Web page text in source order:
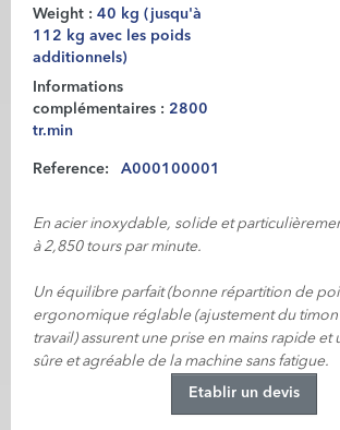
Weight : 40 kg (jusqu'à
112 kg avec les poids
additionnels)
Informations
complémentaires : 2800
tr.min
Reference: A000100001
En acier inoxydable, solide et
à 2,850 tours par minute.
Un équilibre parfait (bonne répartition de
ergonomique réglable (ajustement du timon
travail) assurent une prise en mains rapide et
sûre et agréable de la machine sans fatigue.
Etablir un devis